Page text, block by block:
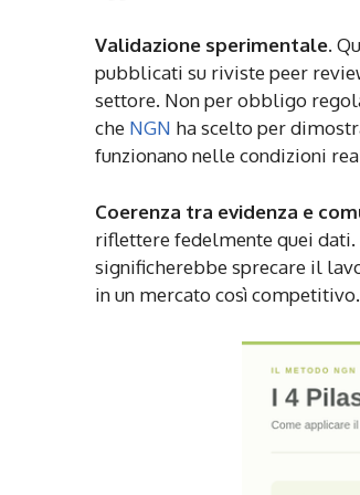
Validazione sperimentale.
pubblicati su riviste peer
settore. Non per obbligo
che NGN ha scelto per
funzionano nelle condizioni
Coerenza tra evidenza e
riflettere fedelmente quei dati.
significherebbe sprecare il
in un mercato così competitivo.